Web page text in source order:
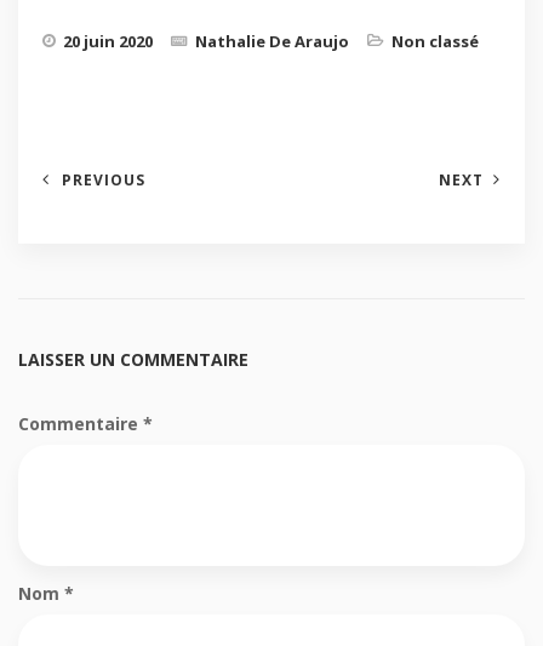
20 juin 2020 Nathalie De Araujo Non classé
PREVIOUS NEXT
LAISSER UN COMMENTAIRE
Commentaire *
Nom *